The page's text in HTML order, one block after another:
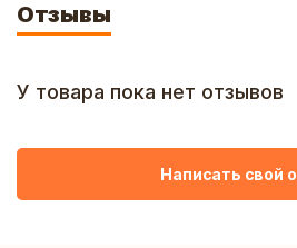
Отзывы
У товара пока нет отзывов
Написать свой